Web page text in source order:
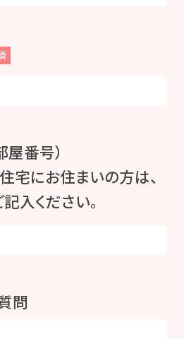
番号）
宅にお住まいの方は、
入ください。
問